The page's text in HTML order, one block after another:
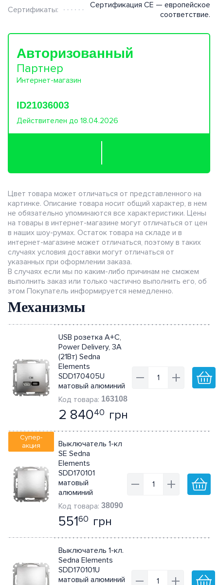
Авторизованный
Партнер
Интернет-магазин
ID21036003
Действителен до 18.04.2026
Сертификаты:
Сертификация CE — европейское
соответствие.
Цвет товара может отличаться от представленного на
картинке. Описание товара носит общий характер, в нем
не обязательно упоминаются все характеристики. Цены
на товары в интернет-магазине могут отличаться от цен
в наших шоу-румах. Остаток товара на складе и в
интернет-магазине может отличаться, поэтому в таких
случаях условия доставки могут отличаться от
указанных при оформлении заказа.
В случаях если мы по каким-либо причинам не сможем
выполнить заказ или только частично выполнить его, об
этом Покупатель информируется немедленно.
Механизмы
USB розетка А+С,
Power Delivery, 3A
(21Вт) Sedna
Elements
SDD170405U
матовый алюминий
163108
2 84040 грн
Супер-
акция
Выключатель 1-кл
SE Sedna
Elements
SDD170101
матовый
алюминий
38090
55160 грн
Выключатель 1-кл.
Sedna Elements
SDD170101U
матовый алюминий